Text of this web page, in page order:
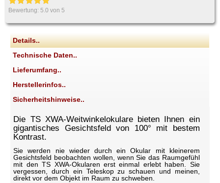
Bewertung:5.0 von 5
Details..
Technische Daten..
Lieferumfang..
Herstellerinfos..
Sicherheitshinweise..
Die TS XWA-Weitwinkelokulare bieten Ihnen ein
gigantisches Gesichtsfeld von 100° mit bestem
Kontrast.
Sie werden nie wieder durch ein Okular mit kleinerem
Gesichtsfeld beobachten wollen, wenn Sie das Raumgefühl
mit den TS XWA-Okularen erst einmal erlebt haben. Sie
vergessen, durch ein Teleskop zu schauen und meinen,
direkt vor dem Objekt im Raum zu schweben.